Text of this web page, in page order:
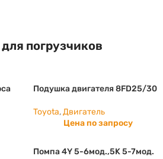
погрузчиков
Подушка двигателя 8FD25/30
Toyota,Двигатель
Цена по запросу
Помпа 4Y 5-6мод.,5K 5-7мод.